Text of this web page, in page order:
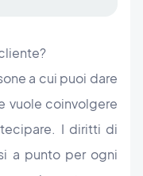
a cui puoi dare
vuole coinvolgere
I diritti di
a punto per ogni